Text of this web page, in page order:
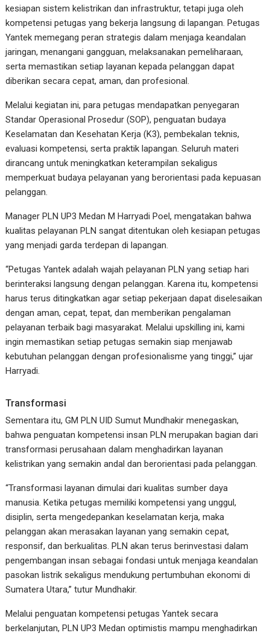
kesiapan sistem kelistrikan dan infrastruktur, tetapi juga oleh
kompetensi petugas yang bekerja langsung di lapangan. Petugas
Yantek memegang peran strategis dalam menjaga keandalan
jaringan, menangani gangguan, melaksanakan pemeliharaan,
serta memastikan setiap layanan kepada pelanggan dapat
diberikan secara cepat, aman, dan profesional.
Melalui kegiatan ini, para petugas mendapatkan penyegaran
Standar Operasional Prosedur (SOP), penguatan budaya
Keselamatan dan Kesehatan Kerja (K3), pembekalan teknis,
evaluasi kompetensi, serta praktik lapangan. Seluruh materi
dirancang untuk meningkatkan keterampilan sekaligus
memperkuat budaya pelayanan yang berorientasi pada kepuasan
pelanggan.
Manager PLN UP3 Medan M Harryadi Poel, mengatakan bahwa
kualitas pelayanan PLN sangat ditentukan oleh kesiapan petugas
yang menjadi garda terdepan di lapangan.
“Petugas Yantek adalah wajah pelayanan PLN yang setiap hari
berinteraksi langsung dengan pelanggan. Karena itu, kompetensi
harus terus ditingkatkan agar setiap pekerjaan dapat diselesaikan
dengan aman, cepat, tepat, dan memberikan pengalaman
pelayanan terbaik bagi masyarakat. Melalui upskilling ini, kami
ingin memastikan setiap petugas semakin siap menjawab
kebutuhan pelanggan dengan profesionalisme yang tinggi,” ujar
Harryadi.
Transformasi
Sementara itu, GM PLN UID Sumut Mundhakir menegaskan,
bahwa penguatan kompetensi insan PLN merupakan bagian dari
transformasi perusahaan dalam menghadirkan layanan
kelistrikan yang semakin andal dan berorientasi pada pelanggan.
“Transformasi layanan dimulai dari kualitas sumber daya
manusia. Ketika petugas memiliki kompetensi yang unggul,
disiplin, serta mengedepankan keselamatan kerja, maka
pelanggan akan merasakan layanan yang semakin cepat,
responsif, dan berkualitas. PLN akan terus berinvestasi dalam
pengembangan insan sebagai fondasi untuk menjaga keandalan
pasokan listrik sekaligus mendukung pertumbuhan ekonomi di
Sumatera Utara,” tutur Mundhakir.
Melalui penguatan kompetensi petugas Yantek secara
berkelanjutan, PLN UP3 Medan optimistis mampu menghadirkan